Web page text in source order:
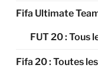
Fifa Ultimate
FUT 20 : Tous
Fifa 20 : Toutes